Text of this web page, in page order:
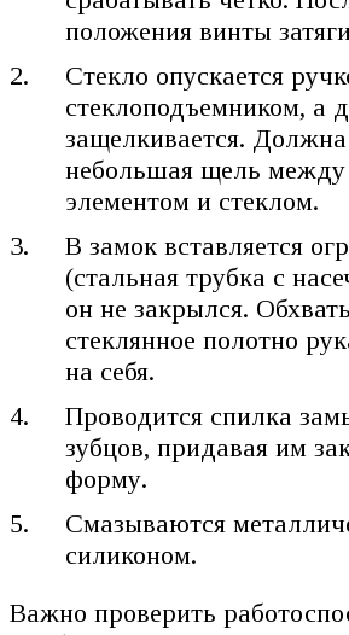
положения винты
Стекло опускается
стеклоподъемником, а
защелкивается. Должна
небольшая щель
элементом и стеклом.
В замок вставляется
(стальная трубка с
он не закрылся.
стеклянное полотно
на себя.
Проводится спилка
зубцов, придавая им
форму.
Смазываются
силиконом.
Важно проверить